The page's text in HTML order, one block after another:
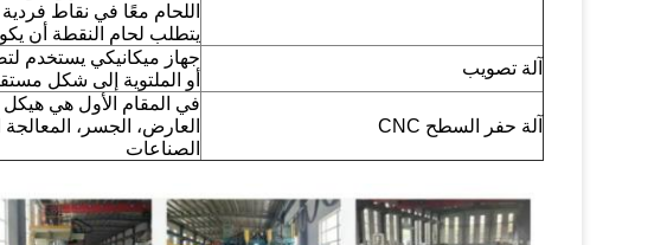
اللحام معًا في نقاط
يتطلب لحام النقطة أن
آلة تصويب
جهاز ميكانيكي يستخدم
أو الملتوية إلى شكل
آلة حفر السطح CNC
في المقام الأول هي هيكل
العارض، الجسر، المعالجة
الصناعات